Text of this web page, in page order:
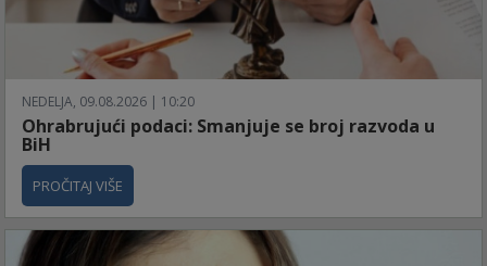
NEDELJA, 09.08.2026 | 10:20
Ohrabrujući podaci: Smanjuje se broj razvoda u
BiH
PROČITAJ VIŠE